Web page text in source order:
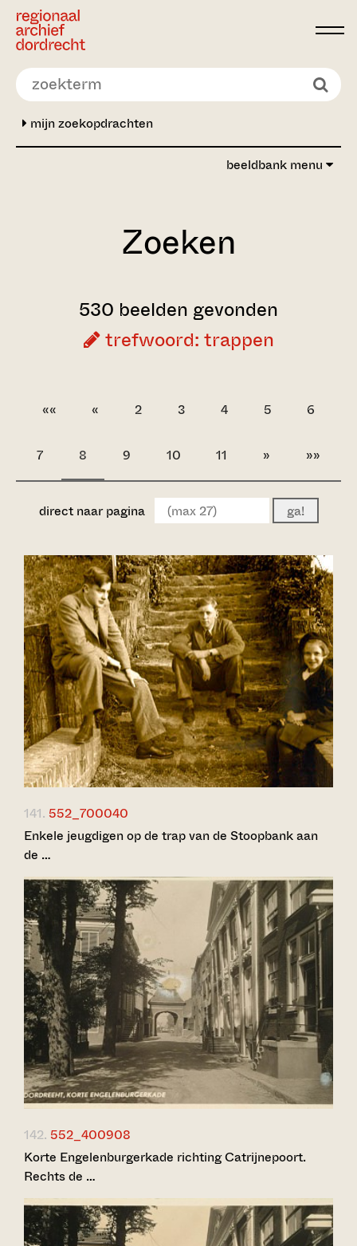
Ga direct naar de inhoud
mijn zoekopdrachten
beeldbank menu
Zoeken
530 beelden gevonden
trefwoord: trappen
«« « 2 3 4 5 6
7 8 9 10 11 » »»
direct naar pagina ga!
141. 552_700040
Enkele jeugdigen op de trap van de Stoopbank aan
de …
142. 552_400908
Korte Engelenburgerkade richting Catrijnepoort.
Rechts de …